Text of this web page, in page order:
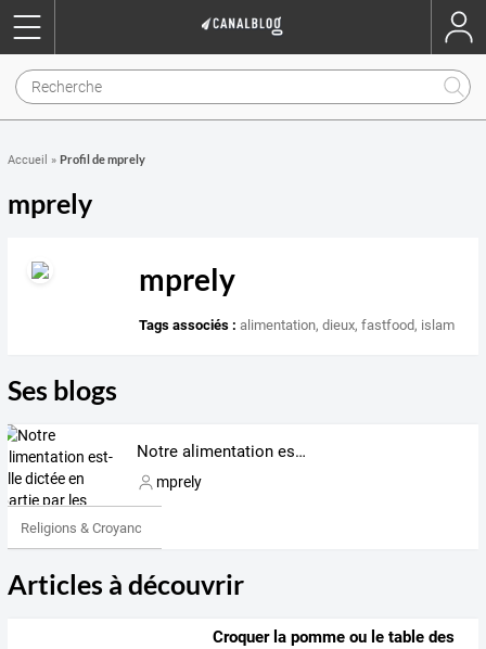
Accueil » Profil de mprely
mprely
mprely
Tags associés : alimentation,dieux,fastfood, islam
Ses blogs
Notre alimentation est-elle dictée en partie par les mythes ?
mprely
Religions & Croyances
Articles à découvrir
Croquer la pomme ou le table des